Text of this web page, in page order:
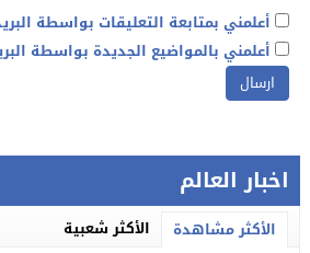
أعلمني بمتابعة التعليقات بواسطة
أعلمني بالمواضيع الجديدة بواسطة
اخبار العالم
الأكثر مشاهدة الأكثر شعبية